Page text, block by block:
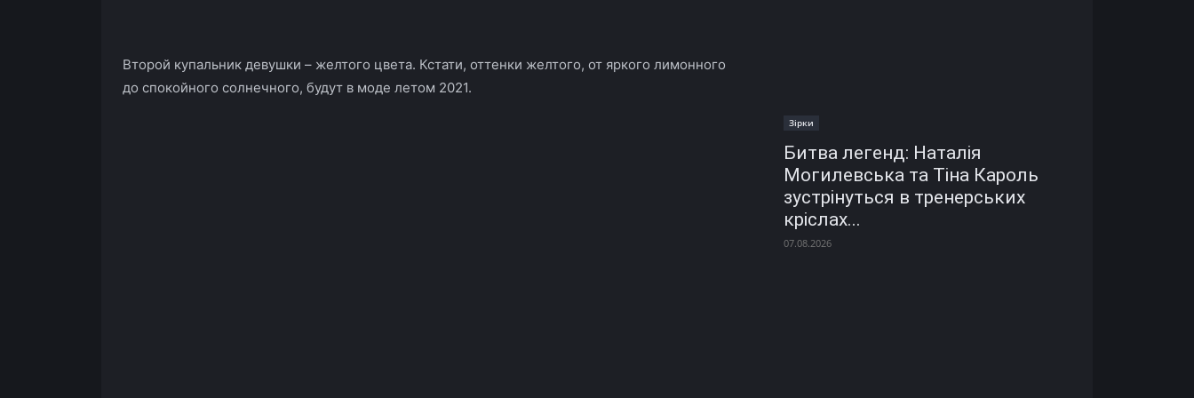
Второй купальник девушки – желтого цвета. Кстати, оттенки желтого, от яркого лимонного
до спокойного солнечного, будут в моде летом 2021.
Зірки
Битва легенд: Наталія
Могилевська та Тіна Кароль
зустрінуться в тренерських
кріслах...
07.08.2026